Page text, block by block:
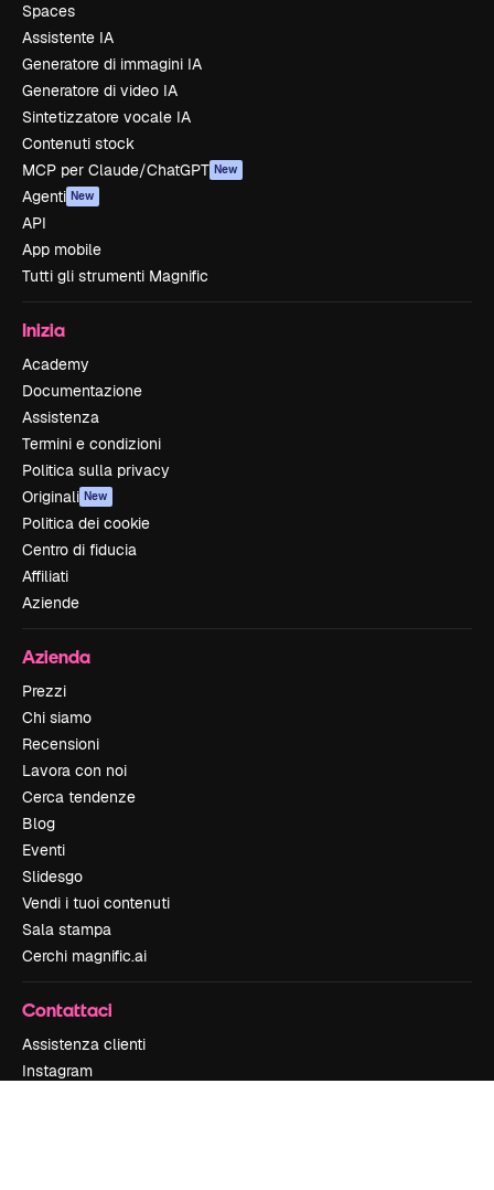
Spaces
Assistente IA
Generatore di immagini IA
Generatore di video IA
Sintetizzatore vocale IA
Contenuti stock
MCP per Claude/ChatGPT New
Agenti New
API
App mobile
Tutti gli strumenti Magnific
Inizia
Academy
Documentazione
Assistenza
Termini e condizioni
Politica sulla privacy
Originali New
Politica dei cookie
Centro di fiducia
Affiliati
Aziende
Azienda
Prezzi
Chi siamo
Recensioni
Lavora con noi
Cerca tendenze
Blog
Eventi
Slidesgo
Vendi i tuoi contenuti
Sala stampa
Cerchi magnific.ai
Contattaci
Assistenza clienti
Instagram